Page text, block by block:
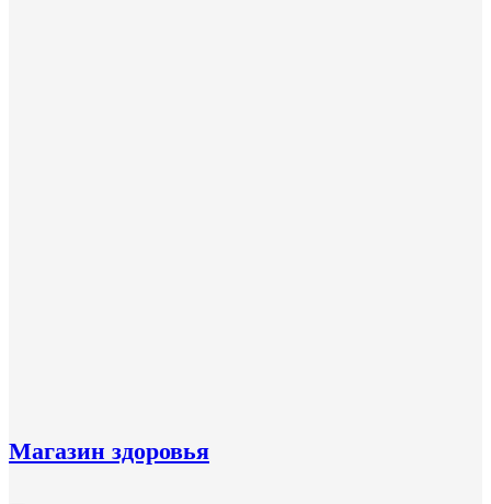
Магазин здоровья